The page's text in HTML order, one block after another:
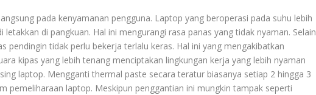
pada kenyamanan pengguna. Laptop yang beroperasi pada suhu lebih
di pangkuan. Hal ini mengurangi rasa panas yang tidak nyaman. Selain
pendingin tidak perlu bekerja terlalu keras. Hal ini yang mengakibatkan
kipas yang lebih tenang menciptakan lingkungan kerja yang lebih nyaman
laptop. Mengganti thermal paste secara teratur biasanya setiap 2 hingga 3
pemeliharaan laptop. Meskipun penggantian ini mungkin tampak seperti